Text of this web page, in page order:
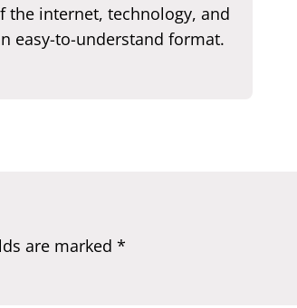
the internet, technology, and
easy-to-understand format.
are marked *